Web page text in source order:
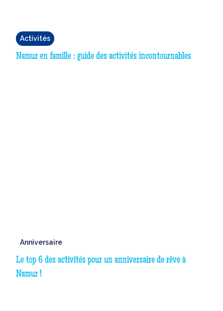
Activités
Namur en famille : guide des activités incontournables
Anniversaire
Le top 6 des activités pour un anniversaire de rêve à
Namur !